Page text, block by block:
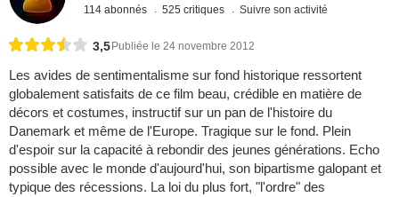
114 abonnés 525 critiques Suivre son activité
3,5 Publiée le 24 novembre 2012
Les avides de sentimentalisme sur fond historique ressortent
globalement satisfaits de ce film beau, crédible en matière de
décors et costumes, instructif sur un pan de l'histoire du
Danemark et même de l'Europe. Tragique sur le fond. Plein
d'espoir sur la capacité à rebondir des jeunes générations. Echo
possible avec le monde d'aujourd'hui, son bipartisme galopant et
typique des récessions. La loi du plus fort, "l'ordre" des